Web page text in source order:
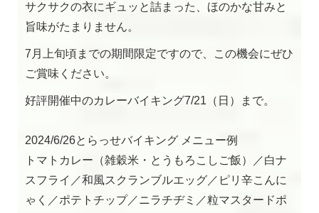
サクサクの衣にギュッと詰まった、ほのかな甘みと
旨味がたまりません。
7月上旬頃までの期間限定ですので、この機会にぜひ
ご賞味ください。
好評開催中のカレーバイキング7/21（日）まで。
2024/6/26とらっせバイキング メニュー例
トマトカレー（雑穀米・とうもろこしご飯）／白ナ
スフライ／和風スクランブルエッグ／ピリ辛こんに
ゃく／ポテトチップ／ニラチヂミ／粒マスタードポ